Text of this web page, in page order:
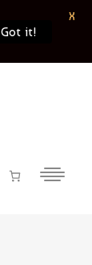
Got it!
X